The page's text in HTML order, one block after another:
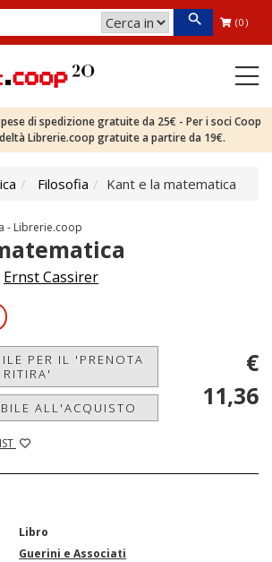
(0)
di spedizione gratuite da 25€ - Per i soci Coop
Librerie.coop gratuite a partire da 19€.
Filosofia Kant e la matematica
Ernst Cassirer
PER IL 'PRENOTA
RITIRA'
ALL'ACQUISTO
€
11,36
Libro
Guerini e Associati